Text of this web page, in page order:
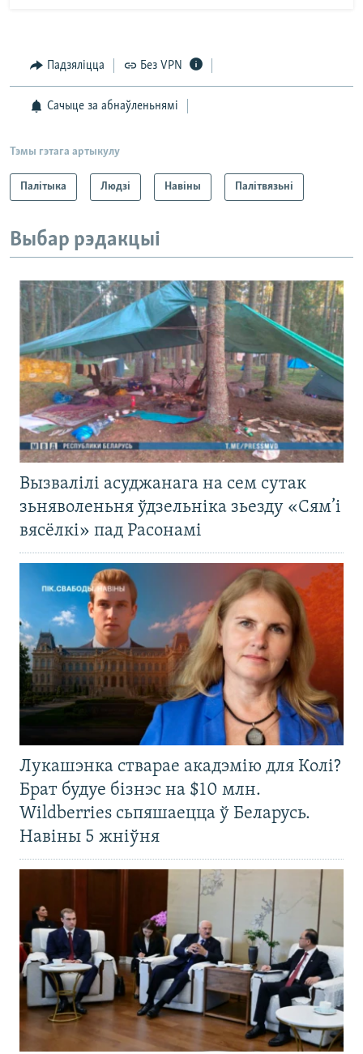
Падзяліцца Без VPN
Сачыце за абнаўленьнямі
Тэмы гэтага артыкулу
Палітыка Людзі Навіны Палітвязьні
Выбар рэдакцыі
Вызвалілі асуджанага на сем сутак
зьняволеньня ўдзельніка зьезду «Сям’і
вясёлкі» пад Расонамі
Лукашэнка стварае акадэмію для Колі?
Брат будуе бізнэс на $10 млн.
Wildberries сьпяшаецца ў Беларусь.
Навіны 5 жніўня